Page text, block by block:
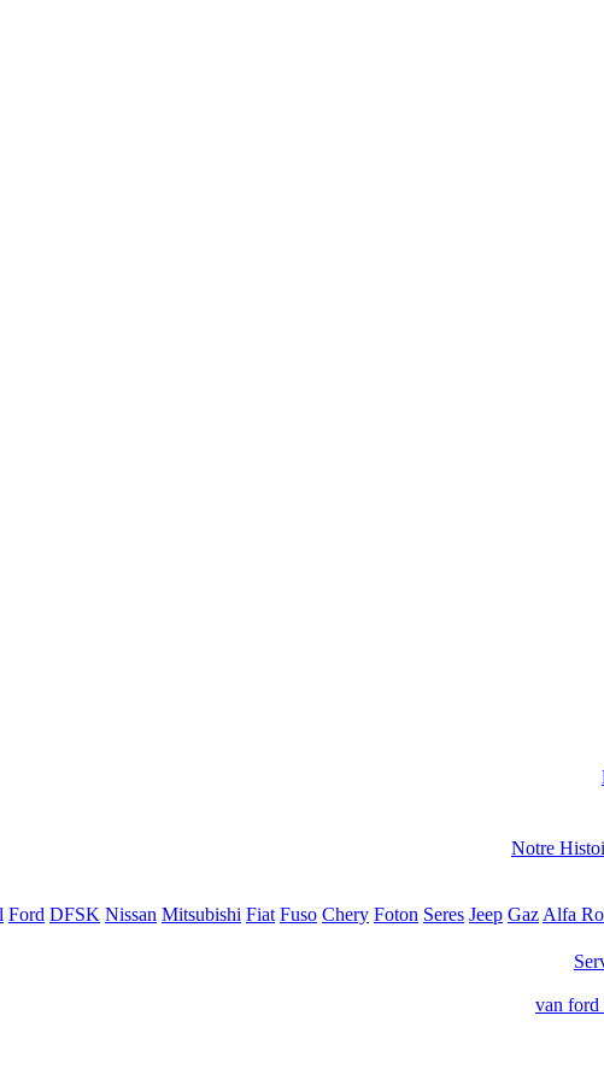
Notre
Ford DFSK Nissan Mitsubishi Fiat Fuso Chery Foton Seres Jeep Gaz Alfa